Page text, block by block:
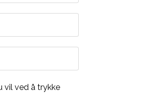
vil ved å trykke